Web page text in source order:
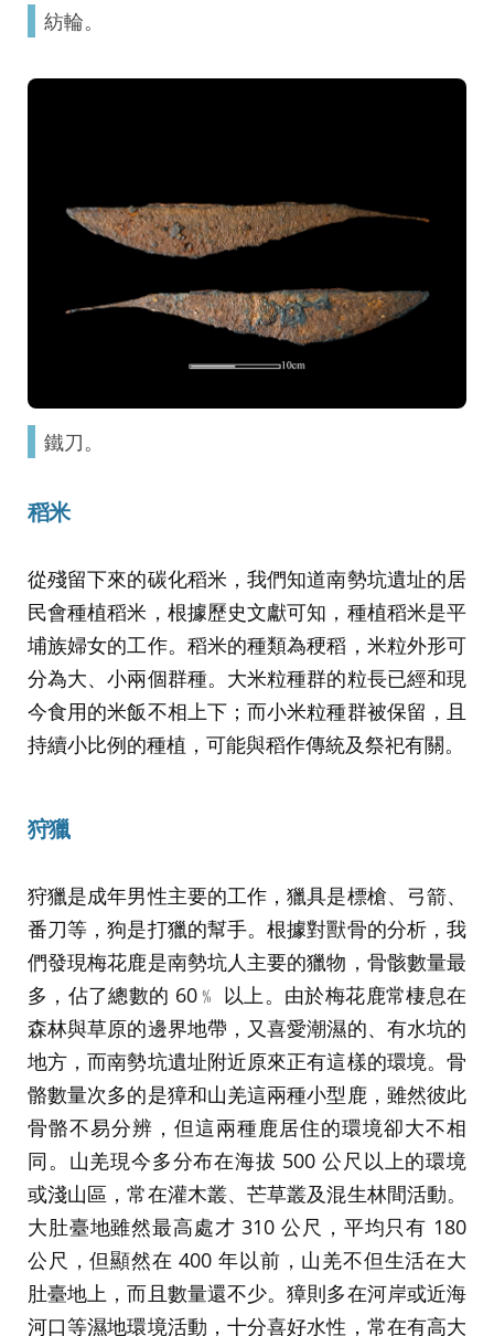
紡輪。
鐵刀。
稻米
從殘留下來的碳化稻米，我們知道南勢坑遺址的居
民會種植稻米，根據歷史文獻可知，種植稻米是平
埔族婦女的工作。稻米的種類為稉稻，米粒外形可
分為大、小兩個群種。大米粒種群的粒長已經和現
今食用的米飯不相上下；而小米粒種群被保留，且
持續小比例的種植，可能與稻作傳統及祭祀有關。
狩獵
狩獵是成年男性主要的工作，獵具是標槍、弓箭、
番刀等，狗是打獵的幫手。根據對獸骨的分析，我
們發現梅花鹿是南勢坑人主要的獵物，骨骸數量最
多，佔了總數的 60﹪ 以上。由於梅花鹿常棲息在
森林與草原的邊界地帶，又喜愛潮濕的、有水坑的
地方，而南勢坑遺址附近原來正有這樣的環境。骨
骼數量次多的是獐和山羌這兩種小型鹿，雖然彼此
骨骼不易分辨，但這兩種鹿居住的環境卻大不相
同。山羌現今多分布在海拔 500 公尺以上的環境
或淺山區，常在灌木叢、芒草叢及混生林間活動。
大肚臺地雖然最高處才 310 公尺，平均只有 180
公尺，但顯然在 400 年以前，山羌不但生活在大
肚臺地上，而且數量還不少。獐則多在河岸或近海
河口等濕地環境活動，十分喜好水性，常在有高大